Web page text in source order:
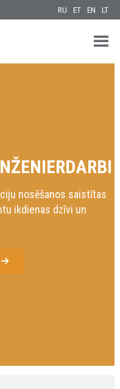
RU ET EN LT
nosēšanos saistītas
ikdienas dzīvi un